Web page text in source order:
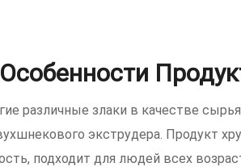
различные злаки в качестве
экструдера. Продукт
подходит для людей всех